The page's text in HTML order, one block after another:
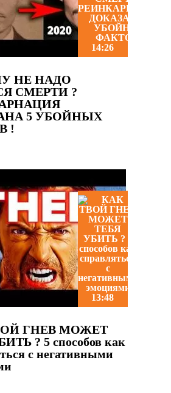
14:26
НЕ НАДО
СМЕРТИ ?
5 УБОЙНЫХ
!
13:48
ГНЕВ МОЖЕТ
? 5 способов как
с негативными